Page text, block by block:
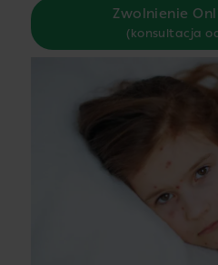
Zwolnienie
(konsultacja